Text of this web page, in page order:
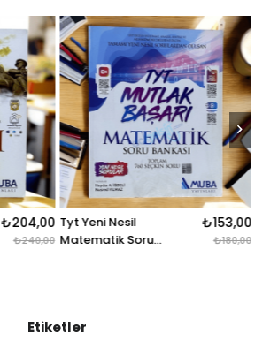
₺204,00
₺240,00
Tyt Yeni Nesil
Matematik Soru
₺153,00
₺180,00
Etiketler